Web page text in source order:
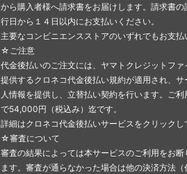
から購入者様へ請求書をお届けします。請求書の
行日から１４日以内にお支払いください。
主要なコンビニエンスストアのいずれでもお支払
☆ご注意
代金後払いのご注文には、ヤマトクレジットフ
提供するクロネコ代金後払い規約が適用され、サ
人情報を提供し、立替払い契約を行います。ご
で54,000円（税込み）迄です。
詳細はクロネコ代金後払いサービスをクリックし
☆審査について
審査の結果によっては本サービスのご利用をお
ます。審査が通らなかった場合は他の決済方法（